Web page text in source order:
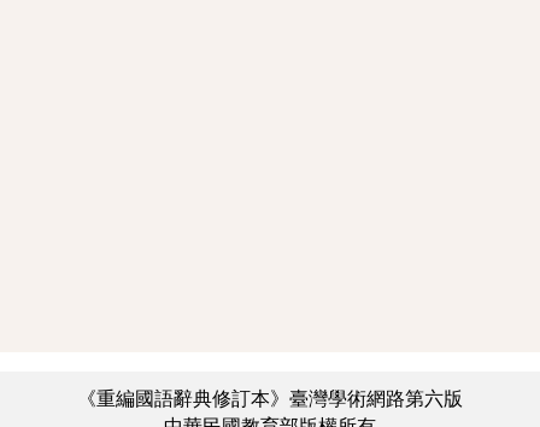
《重編國語辭典修訂本》臺灣學術網路第六版